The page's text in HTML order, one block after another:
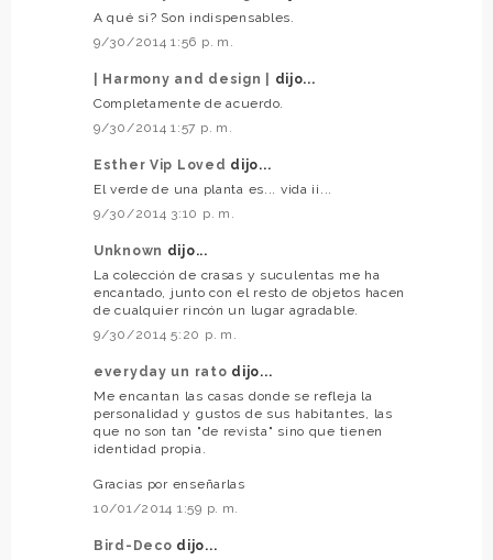
A qué si? Son indispensables.
9/30/2014 1:56 p. m.
| Harmony and design |
dijo...
Completamente de acuerdo.
9/30/2014 1:57 p. m.
Esther Vip Loved dijo...
El verde de una planta es... vida ¡¡...
9/30/2014 3:10 p. m.
Unknown dijo...
La colección de crasas y suculentas me ha
encantado, junto con el resto de objetos hacen
de cualquier rincón un lugar agradable.
9/30/2014 5:20 p. m.
everyday un rato dijo...
Me encantan las casas donde se refleja la
personalidad y gustos de sus habitantes, las
que no son tan "de revista" sino que tienen
identidad propia.
Gracias por enseñarlas
10/01/2014 1:59 p. m.
Bird-Deco dijo...